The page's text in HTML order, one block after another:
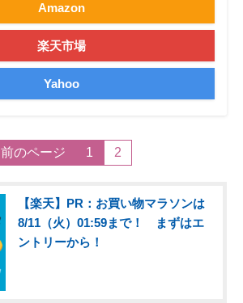
Amazon
楽天市場
Yahoo
前のページ 1 2
【楽天】PR：お買い物マラソンは
8/11（火）01:59まで！ まずはエ
ントリーから！